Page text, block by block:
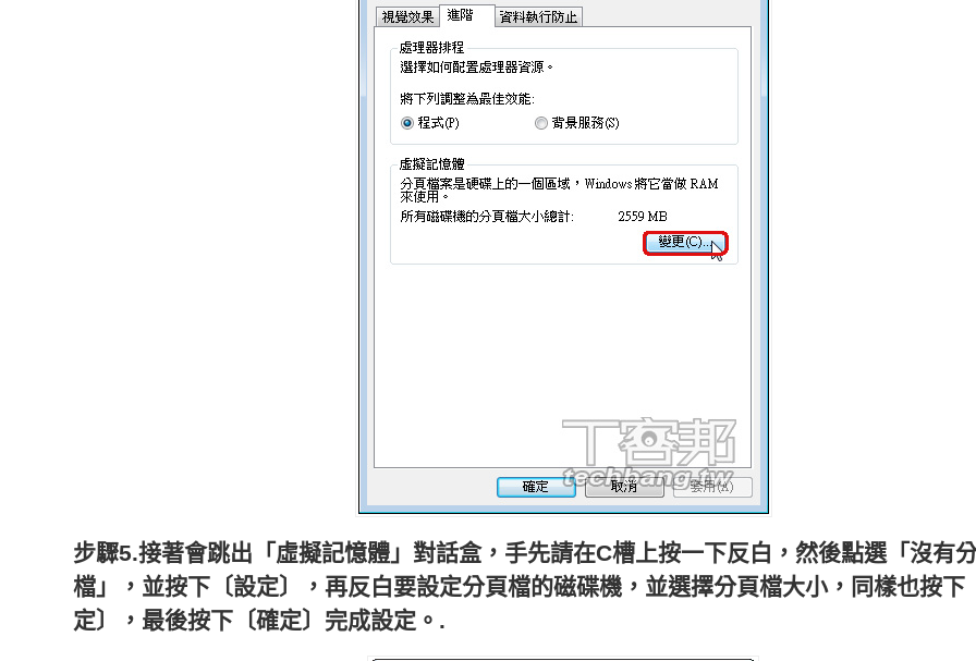
步驟5.接著會跳出「虛擬記憶體」對話盒，手先請在C槽上按一下反白，然後點選「沒有
檔」，並按下〔設定〕，再反白要設定分頁檔的磁碟機，並選擇分頁檔大小，同樣也按下
定〕，最後按下〔確定〕完成設定。.